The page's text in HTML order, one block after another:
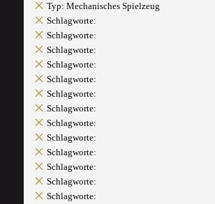
Typ: Mechanisches Spielzeug
Schlagworte:
Schlagworte:
Schlagworte:
Schlagworte:
Schlagworte:
Schlagworte:
Schlagworte:
Schlagworte:
Schlagworte:
Schlagworte:
Schlagworte:
Schlagworte:
Schlagworte: